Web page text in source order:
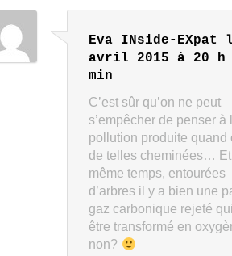
Eva INside-EXpat
avril 2015 à 20 h
min
C’est sûr qu’on ne peut
s’empêcher de penser à
pollution produite quand
de telles cheminées…
même temps, entourées
d’arbres il y a bien une
gaz carbonique rejeté
être transformé en
non?